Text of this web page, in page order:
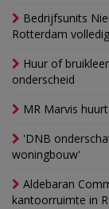
Bedrijfsunits
Rotterdam
Huur of
onderscheid
MR Marvis
'DNB
woningbouw'
Aldebaran
kantoorruimte in